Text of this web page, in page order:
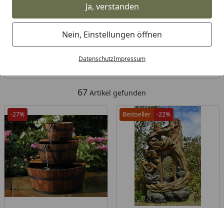
Ja, verstanden
Nein, Einstellungen öffnen
DatenschutzImpressum
Ihre Artikelübersicht
Kategorien
67 Artikel gefunden
-27% Bestseller -22%